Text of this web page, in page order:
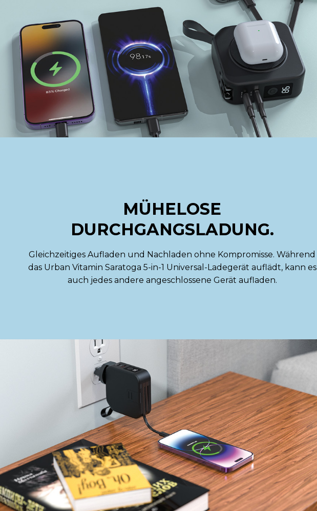
MÜHELOSE
DURCHGANGSLADUNG.
Gleichzeitiges Aufladen und Nachladen ohne Kompromisse. Während
das Urban Vitamin Saratoga 5-in-1 Universal-Ladegerät auflädt, kann es
auch jedes andere angeschlossene Gerät aufladen.